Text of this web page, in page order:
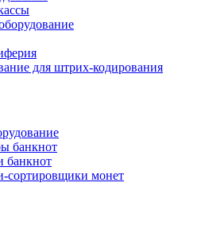
для штрих-кодирования
банкнот
банкнот
сортировщики монет